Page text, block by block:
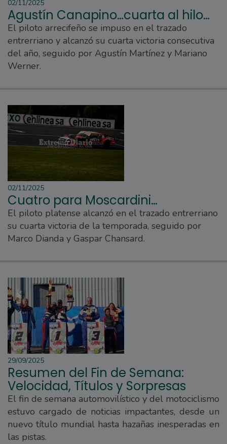
02/11/2025
Agustín Canapino…cuarta al hilo…
El piloto arrecifeño se impuso en el trazado
entrerriano y alcanzó su cuarta victoria consecutiva
del año, seguido por Agustín Martínez y Mariano
Werner.
02/11/2025
Cuatro para Moscardini…
El piloto platense alcanzó en el trazado entrerriano
su cuarta victoria de la temporada, seguido por
Marco Dianda y Gaspar Chansard.
29/09/2025
Resumen del Fin de Semana:
Velocidad, Títulos y Sorpresas
El fin de semana automovilístico y del motociclismo
estuvo cargado de noticias impactantes, desde un
nuevo título mundial hasta hazañas inesperadas en
las pistas.